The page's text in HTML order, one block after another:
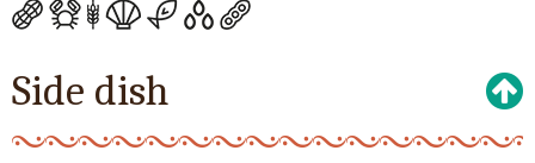
Side dish